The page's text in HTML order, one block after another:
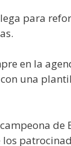
para
en la
una
de